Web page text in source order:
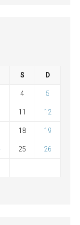
S D
4 5
11 12
18 19
25 26